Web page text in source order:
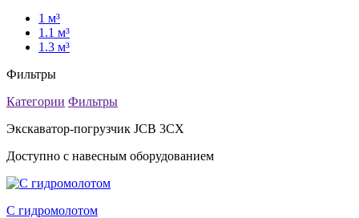
1 м³
1.1 м³
1.3 м³
Фильтры
Категории Фильтры
Экскаватор-погрузчик JCB 3CX
Доступно с навесным оборудованием
С гидромолотом